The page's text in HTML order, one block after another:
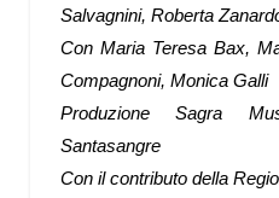
Salvagnini, Roberta
Con Maria Teresa Bax,
Compagnoni, Monica Galli
Produzione Sagra
Santasangre
Con il contributo della